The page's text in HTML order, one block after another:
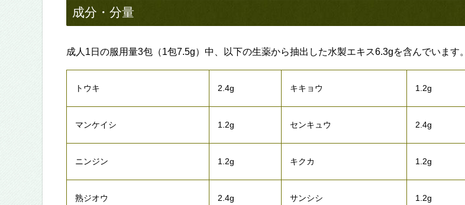
成分・分量
成人1日の服用量3包（1包7.5g）中、以下の生薬から抽出した水製エキス6.3gを含んでいます。
トウキ 2.4g キキョウ 1.2g
マンケイシ 1.2g センキュウ 2.4g
ニンジン 1.2g キクカ 1.2g
熟ジオウ 2.4g サンシシ 1.2g